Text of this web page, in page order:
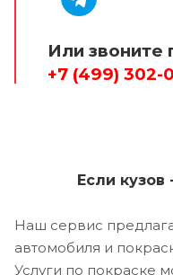
Или звоните
+7 (499) 302-
Если кузов
Наш сервис
автомобиля и
Услуги по покраске